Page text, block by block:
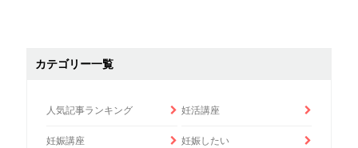
カテゴリー一覧
人気記事ランキング 妊活講座
妊娠講座 妊娠したい